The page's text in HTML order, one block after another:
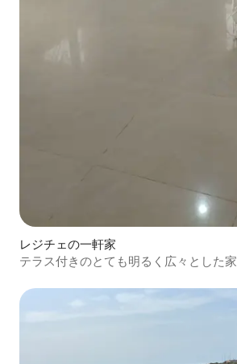
レジチェの一軒家
テラス付きのとても明るく広々とした家